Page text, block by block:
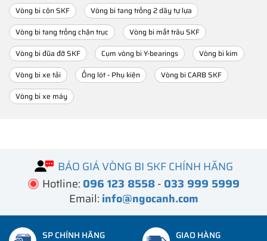
Vòng bi côn SKF
Vòng bi tang trống 2 dãy tự lựa
Vòng bi tang trống chặn trục
Vòng bi mắt trâu SKF
Vòng bi đũa đỡ SKF
Cụm vòng bi Y-bearings
Vòng bi kim
Vòng bi xe tải
Ống lót - Phụ kiện
Vòng bi CARB SKF
Vòng bi xe máy
BÁO GIÁ VÒNG BI SKF CHÍNH HÃNG
Hotline: 096 123 8558- 033 999 5999
Email: info@ngocanh.com
SP CHÍNH HÃNG
GIAO HÀNG